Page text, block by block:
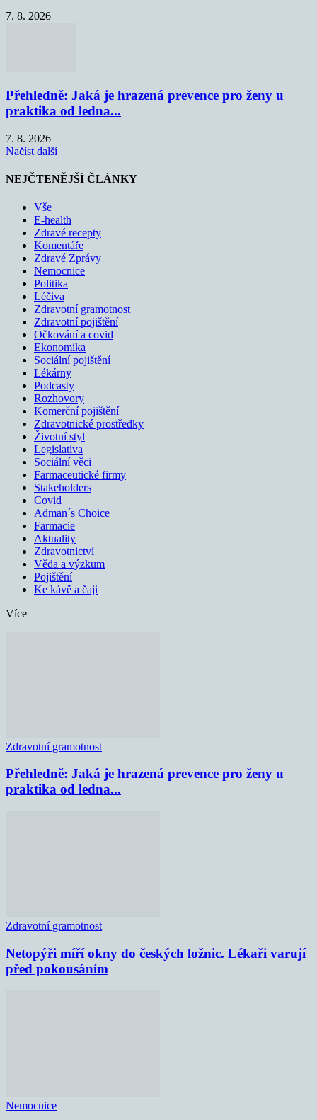
7. 8. 2026
Přehledně: Jaká je hrazená prevence pro ženy u
praktika od ledna...
7. 8. 2026
Načíst další
NEJČTENĚJŠÍ ČLÁNKY
Vše
E-health
Zdravé recepty
Komentáře
Zdravé Zprávy
Nemocnice
Politika
Léčiva
Zdravotní gramotnost
Zdravotní pojištění
Očkování a covid
Ekonomika
Sociální pojištění
Lékárny
Podcasty
Rozhovory
Komerční pojištění
Zdravotnické prostředky
Životní styl
Legislativa
Sociální věci
Farmaceutické firmy
Stakeholders
Covid
Adman´s Choice
Farmacie
Aktuality
Zdravotnictví
Věda a výzkum
Pojištění
Ke kávě a čaji
Více
Zdravotní gramotnost
Přehledně: Jaká je hrazená prevence pro ženy u
praktika od ledna...
Zdravotní gramotnost
Netopýři míří okny do českých ložnic. Lékaři varují
před pokousáním
Nemocnice